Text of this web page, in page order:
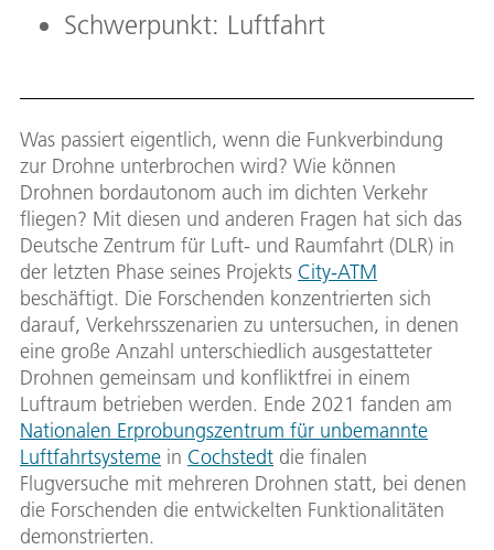
Schwerpunkt: Luftfahrt
Was passiert eigentlich, wenn die Funkverbindung
zur Drohne unterbrochen wird? Wie können
Drohnen bordautonom auch im dichten Verkehr
fliegen? Mit diesen und anderen Fragen hat sich das
Deutsche Zentrum für Luft- und Raumfahrt (DLR) in
der letzten Phase seines Projekts City-ATM
beschäftigt. Die Forschenden konzentrierten sich
darauf, Verkehrsszenarien zu untersuchen, in denen
eine große Anzahl unterschiedlich ausgestatteter
Drohnen gemeinsam und konfliktfrei in einem
Luftraum betrieben werden. Ende 2021 fanden am
Nationalen Erprobungszentrum für unbemannte
Luftfahrtsysteme in Cochstedt die finalen
Flugversuche mit mehreren Drohnen statt, bei denen
die Forschenden die entwickelten Funktionalitäten
demonstrierten.